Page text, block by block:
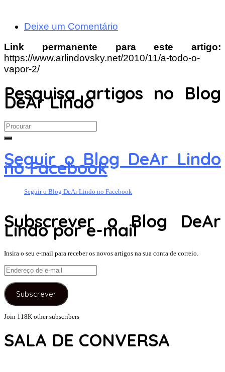
Deixe um Comentário
Link permanente para este artigo:
https://www.arlindovsky.net/2010/11/a-todo-o-
vapor-2/
Pesquisa artigos no Blog
DeAr Lindo
Search
for:
Seguir o Blog DeAr Lindo
no Facebook
Seguir o Blog DeAr Lindo no Facebook
Subscrever o Blog DeAr
Lindo por e-mail
Insira o seu e-mail para receber os novos artigos na sua conta de correio.
Endereço
de
e-
mail
Subscrever
Join 118K other subscribers
SALA DE CONVERSA